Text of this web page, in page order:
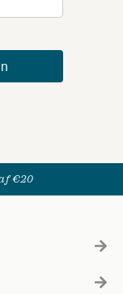
€20